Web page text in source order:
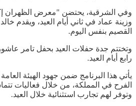
وفي الشرقية، يحتضن "معرض الظهران
وزينة عماد في ثاني أيام العيد، ويقدم
القصيم بنفس اليوم.
وتختتم جدة حفلات العيد بحفل تامر
رابع أيام العيد.
يأتي هذا البرنامج ضمن جهود الهيئة العامة
الفرح في المملكة، من خلال فعاليات
وتوفر لهم تجارب استثنائية خلال العيد.